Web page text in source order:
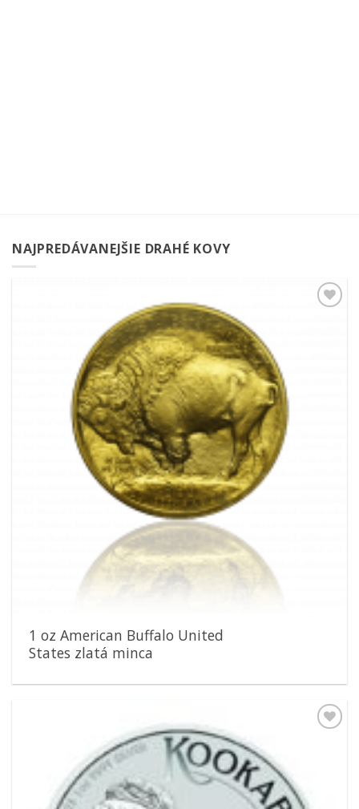
NAJPREDÁVANEJŠIE DRAHÉ KOVY
1 oz American Buffalo United
States zlatá minca